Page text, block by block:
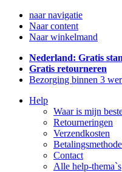
naar navigatie
Naar content
Naar winkelmand
Nederland: Gratis
Gratis retourneren
Bezorging binnen 3
Help
Waar is mijn
Retourneringen
Verzendkosten
Contact
Alle help-thema`s